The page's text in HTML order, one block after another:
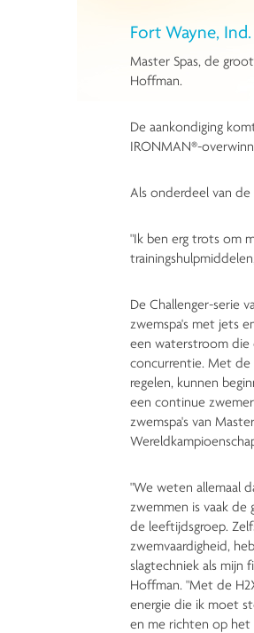
Fort Wayne,
Master Spas, de
Hoffman.
De aankondiging
IRONMAN®-
Als onderdeel van de
"Ik ben erg trots om
De Challenger-serie
zwemspa's met jets
een waterstroom die
concurrentie. Met
regelen, kunnen
een continue
zwemspa's van
"We weten allemaal
zwemmen is vaak
de leeftijdsgroep.
zwemvaardigheid,
slagtechniek als
Hoffman. "Met de
energie die ik moet
en me richten op